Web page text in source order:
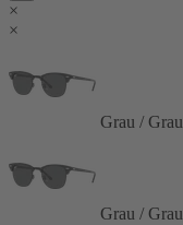
×
×
Grau / Grau
Grau / Grau